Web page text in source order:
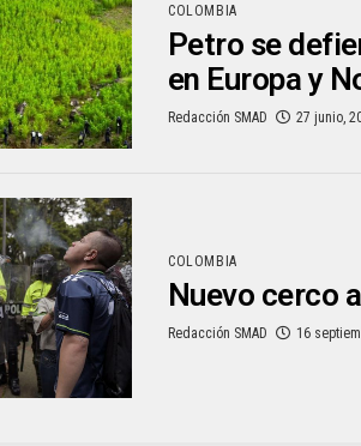
COLOMBIA
Petro se
en Europa y
Redacción SMAD 27 junio,
COLOMBIA
Nuevo cerco
Redacción SMAD 16